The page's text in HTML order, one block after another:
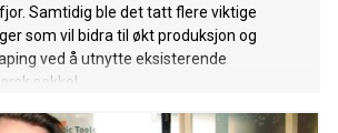
Samtidig ble det tatt flere viktige
som vil bidra til økt produksjon og
ved å utnytte eksisterende
sokkel.